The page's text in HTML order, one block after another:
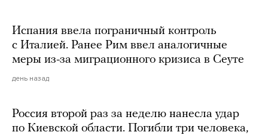
Испания ввела пограничный контроль
с Италией. Ранее Рим ввел аналогичные
меры из-за миграционного кризиса в Сеуте
день назад
Россия второй раз за неделю нанесла удар
по Киевской области. Погибли три человека,